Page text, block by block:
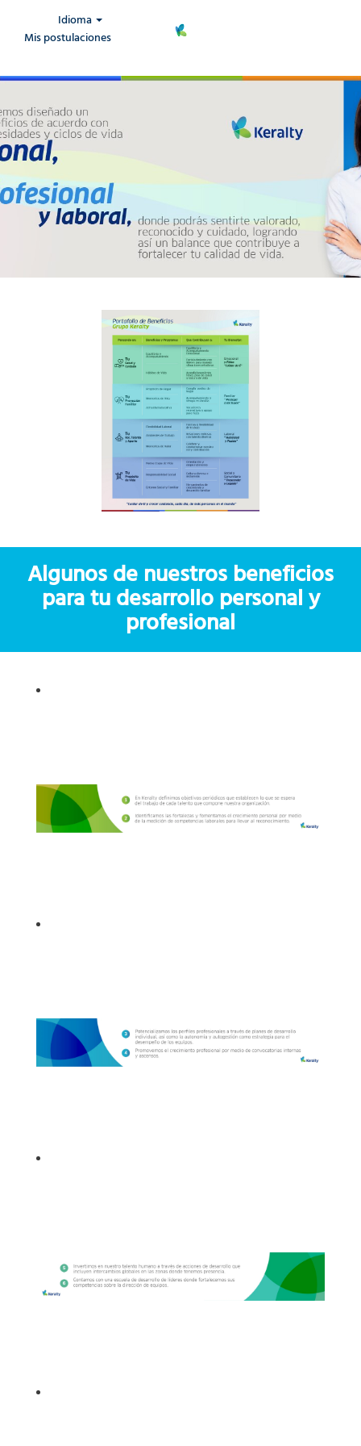
Idioma
Mis postulaciones
Algunos de nuestros beneficios
para tu desarrollo personal y
profesional